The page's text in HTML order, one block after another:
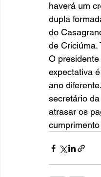
haverá um
dupla
do
de Criciúma.
O
expectativa
ano
secretário
atrasar os